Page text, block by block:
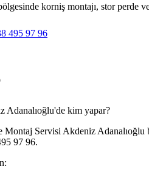
korniş montajı, stor perde
495 97 96
Adanalıoğlu'de kim yapar?
Servisi Akdeniz Adanalıoğlu
97 96.